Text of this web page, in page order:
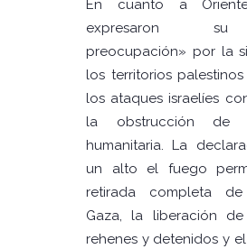
En cuanto a
expresaron
preocupación» por la
los territorios
los ataques israelíes
la obstrucción de
humanitaria. La
un alto el fuego
retirada completa
Gaza, la liberación
rehenes y detenidos y